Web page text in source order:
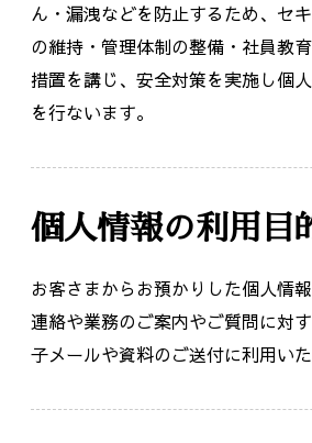
ん・漏洩などを防止するため、セ
の維持・管理体制の整備・社員教
措置を講じ、安全対策を実施し個
を行ないます。
個人情報の利用目
お客さまからお預かりした個人情
連絡や業務のご案内やご質問に対
子メールや資料のご送付に利用いた